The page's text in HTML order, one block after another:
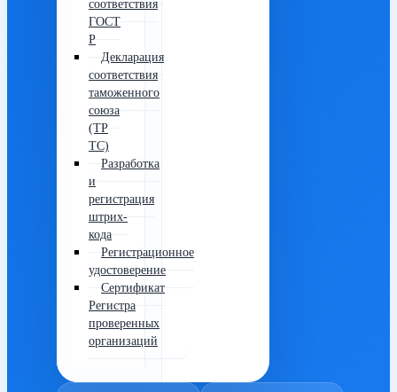
соответствия
ГОСТ
Р
Декларация
соответствия
таможенного
союза
(ТР
ТС)
Разработка
и
регистрация
штрих-
кода
Регистрационное
удостоверение
Сертификат
Регистра
проверенных
организаций